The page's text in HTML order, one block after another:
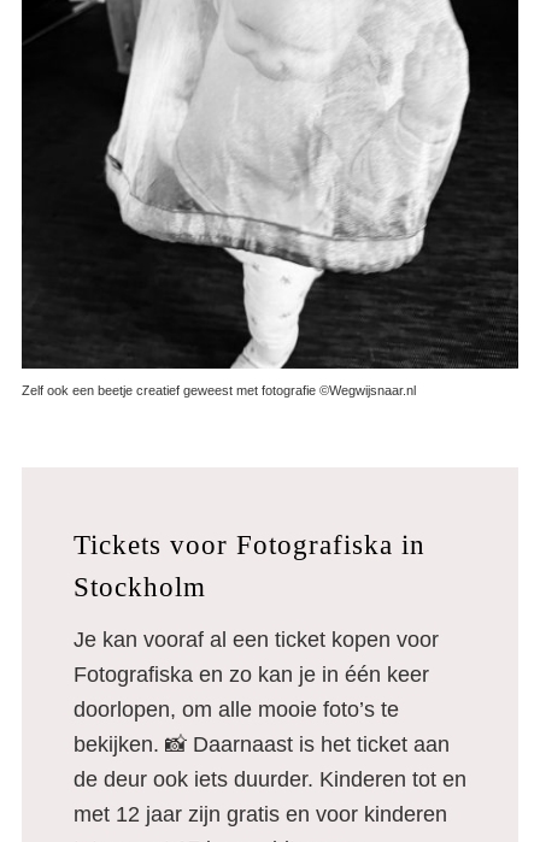
Zelf ook een beetje creatief geweest met fotografie ©Wegwijsnaar.nl
Tickets voor Fotografiska in
Stockholm
Je kan vooraf al een ticket kopen voor
Fotografiska en zo kan je in één keer
doorlopen, om alle mooie foto’s te
bekijken. 📸 Daarnaast is het ticket aan
de deur ook iets duurder. Kinderen tot en
met 12 jaar zijn gratis en voor kinderen